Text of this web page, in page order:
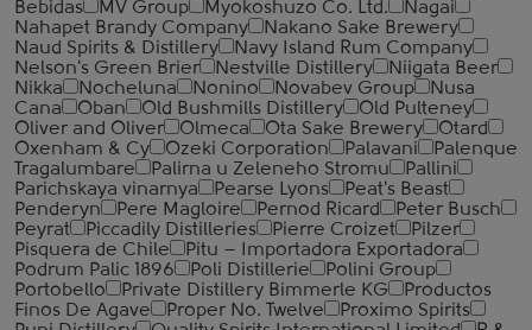
Bebidas
MV Group Myokoshuzo Co. Ltd.
Nagai
Nahapet Brandy Company
Nakano Sake Brewery
Naud Spirits & Distillery
Navy Island Rum Company
Nelson's Green Brier
Nestville Distillery
Niigata Beer
Nikka
Nocheluna Nonino Novabev Group
Nusa
Cana
Oban Old Bushmills Distillery
Old Pulteney
Oliver and Oliver
Olmeca Ota Sake Brewery
Otard
Oxenham & Cy
Ozeki Corporation Palavani
Palenque
Tragalumbare
Palirna u Zeleneho Stromu
Pallini
Parichskaya vinarnya
Pearse Lyons
Peat's Beast
Penderyn
Pere Magloire Pernod Ricard
Peter Busch
Peyrat
Piccadily Distilleries Pierre Croizet
Pilzer
Pisquera de Chile
Pitu – Importadora Exportadora
Podrum Palic 1896
Poli Distillerie
Polini Group
Portobello
Private Distillery Bimmerle KG
Productos
Finos De Agave
Proper No. Twelve
Proximo Spirits